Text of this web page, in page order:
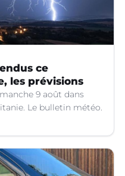
ce
les prévisions
9 août dans
Le bulletin météo.